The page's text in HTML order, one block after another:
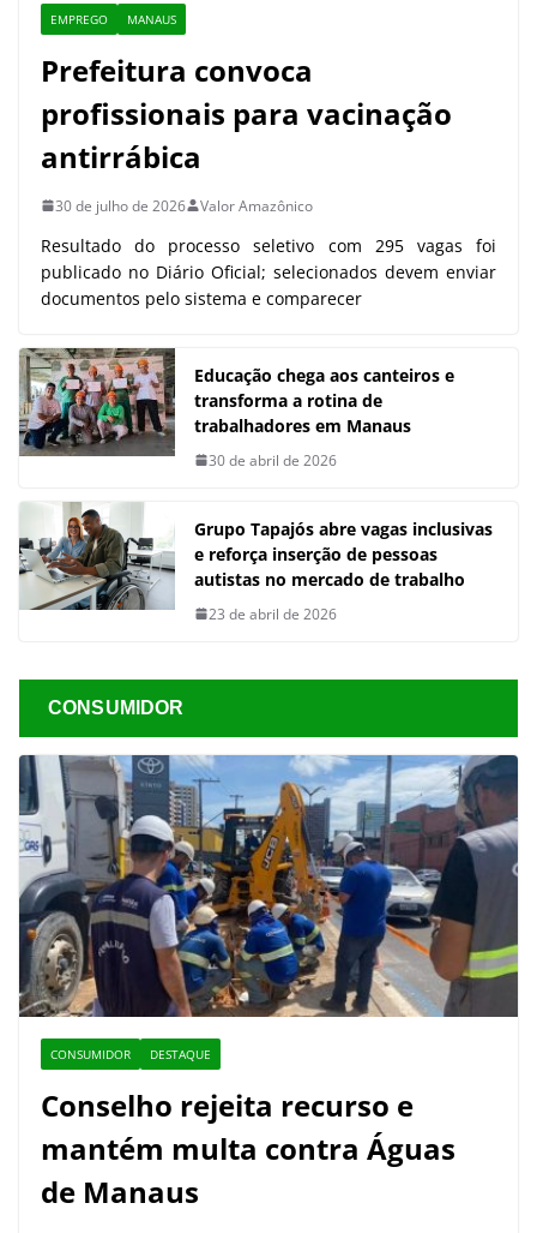
EMPREGO MANAUS
Prefeitura convoca
profissionais para vacinação
antirrábica
30 de julho de 2026 Valor Amazônico
Resultado do processo seletivo com 295 vagas foi
publicado no Diário Oficial; selecionados devem enviar
documentos pelo sistema e comparecer
Educação chega aos canteiros e
transforma a rotina de
trabalhadores em Manaus
30 de abril de 2026
Grupo Tapajós abre vagas inclusivas
e reforça inserção de pessoas
autistas no mercado de trabalho
23 de abril de 2026
CONSUMIDOR
CONSUMIDOR DESTAQUE
Conselho rejeita recurso e
mantém multa contra Águas
de Manaus